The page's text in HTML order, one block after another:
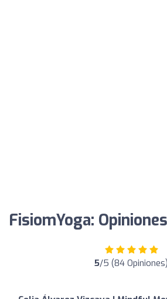
FisiomYoga: Opiniones
5/5 (84 Opiniones)